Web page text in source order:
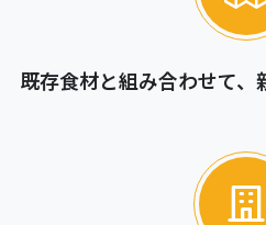
既存食材と組み合わせて